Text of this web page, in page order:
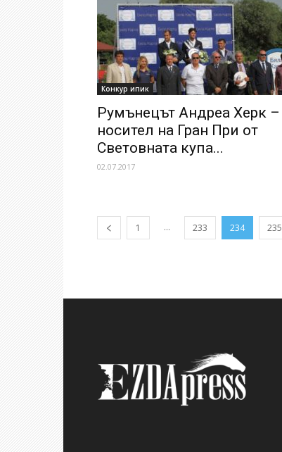
Конкур ипик
Румънецът Андреа Херк –
носител на Гран При от
Световната купа...
02.07.2017
1 ... 233 234 235